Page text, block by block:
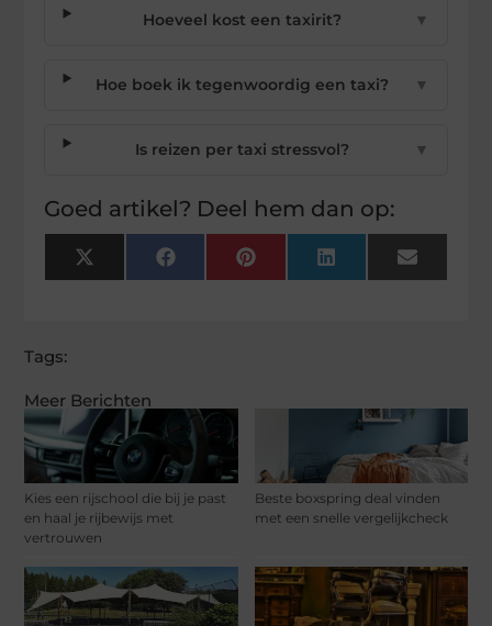
Meer Berichten
Kies een rijschool die bij je past
en haal je rijbewijs met
vertrouwen
Beste boxspring deal vinden
met een snelle vergelijkcheck
Hoeveel kost een taxirit? ▼
Hoe boek ik tegenwoordig een taxi? ▼
Is reizen per taxi stressvol? ▼
Goed artikel? Deel hem dan op:
X
(Twitter)
FacebookPinterest LinkedIn Email
Tags: